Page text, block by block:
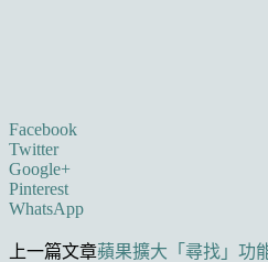
Facebook
Twitter
Google+
Pinterest
WhatsApp
上一篇文章蘋果擴大「尋找」功